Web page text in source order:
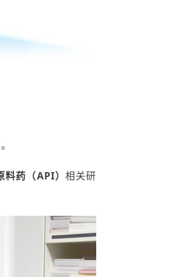
料药（API） 相关研